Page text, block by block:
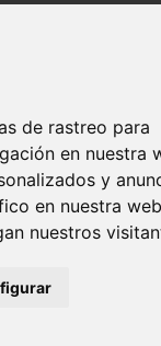
de rastreo para
en nuestra
y
en nuestra
nuestros